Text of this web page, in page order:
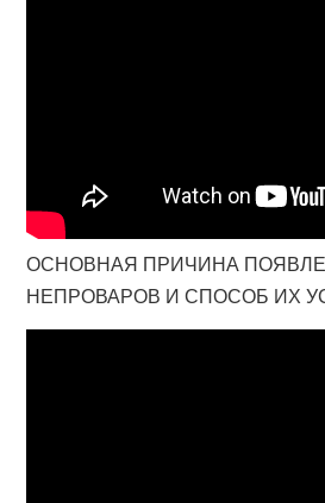
ОСНОВНАЯ ПРИЧИНА
НЕПРОВАРОВ И СПОСОБ ИХ